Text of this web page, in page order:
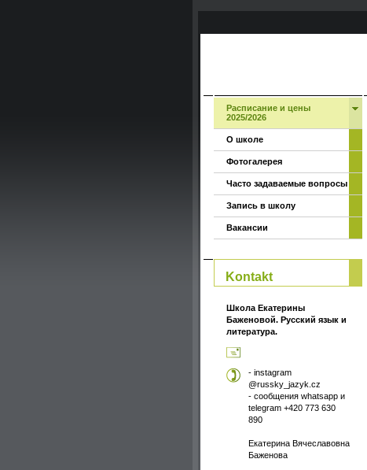
Расписание и цены
2025/2026
О школе
Фотогалерея
Часто задаваемые вопросы
Запись в школу
Вакансии
Kontakt
Школа Екатерины
Баженовой. Русский язык и
литература.
- instagram
@russky_jazyk.cz
- сообщения whatsapp и
telegram +420 773 630
890
Екатерина Вячеславовна
Баженова